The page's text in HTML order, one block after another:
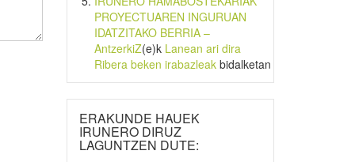
PROYECTUAREN INGURUAN
IDATZITAKO BERRIA –
AntzerkiZ(e)k Lanean ari dira
Ribera beken irabazleakbidalketan
ERAKUNDE HAUEK
IRUNERO DIRUZ
LAGUNTZEN DUTE: